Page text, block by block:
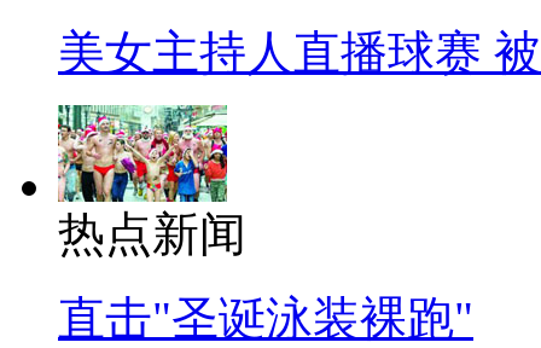
美女主持人直播球赛
热点新闻
直击"圣诞泳装裸跑"